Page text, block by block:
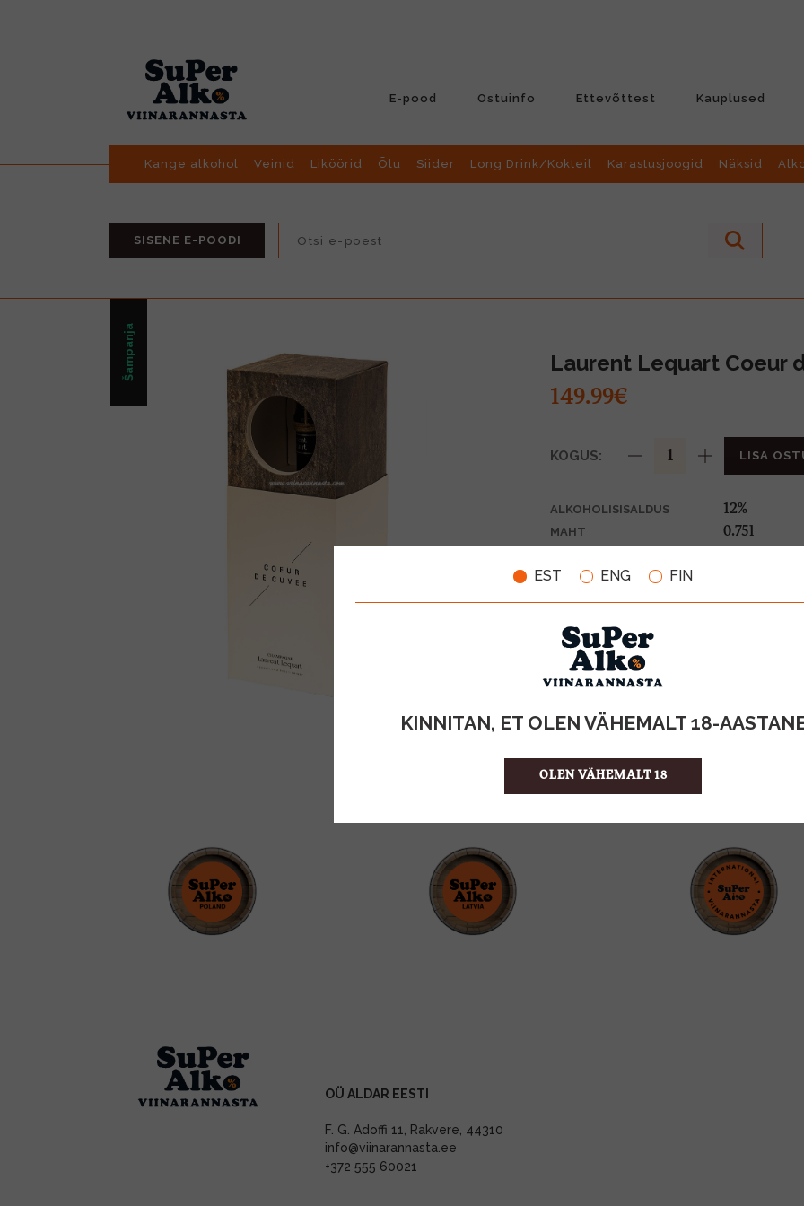
EST ENG FIN
KINNITAN, ET OLEN VÄHEMALT 18-
OLEN VÄHEMALT 18
E-pood Ostuinfo Ettevõttest Kauplused
Kange alkohol Veinid Liköörid Õlu Siider Long Drink/Kokteil Karastusjoogid Näksid
SISENE E-POODI
Šampanja Laurent Lequart Coeur
149.99€
KOGUS: LISA
ALKOHOLISISALDUS 12%
MAHT 0.75l
TOOTE LIIK KPN-
ÜHIKU HIND
KOGUS KASTIS
OÜ ALDAR EESTI
F. G. Adoffi 11, Rakvere, 44310
info@viinarannasta.ee
+372 555 60021